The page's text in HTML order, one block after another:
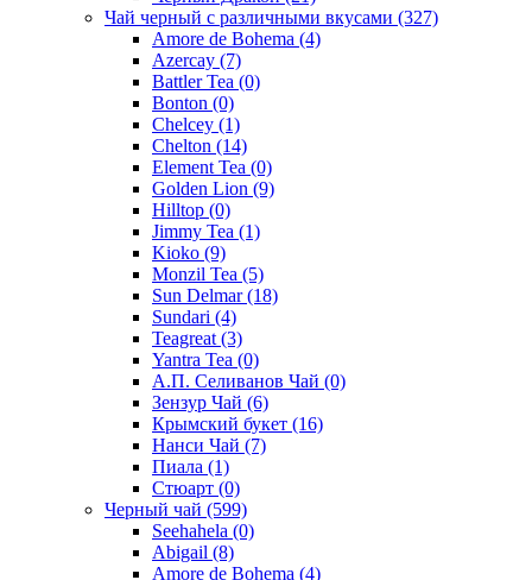
Чай черный с различными вкусами (327)
Amore de Bohema (4)
Azercay (7)
Battler Tea (0)
Bonton (0)
Chelcey (1)
Chelton (14)
Element Tea (0)
Golden Lion (9)
Hilltop (0)
Jimmy Tea (1)
Kioko (9)
Monzil Tea (5)
Sun Delmar(18)
Sundari (4)
Teagreat (3)
Yantra Tea (0)
А.П. Селиванов Чай (0)
Зензур Чай (6)
Крымский букет (16)
Нанси Чай (7)
Пиала (1)
Стюарт (0)
Черный чай (599)
Seehahela (0)
Abigail (8)
Amore de Bohema (4)